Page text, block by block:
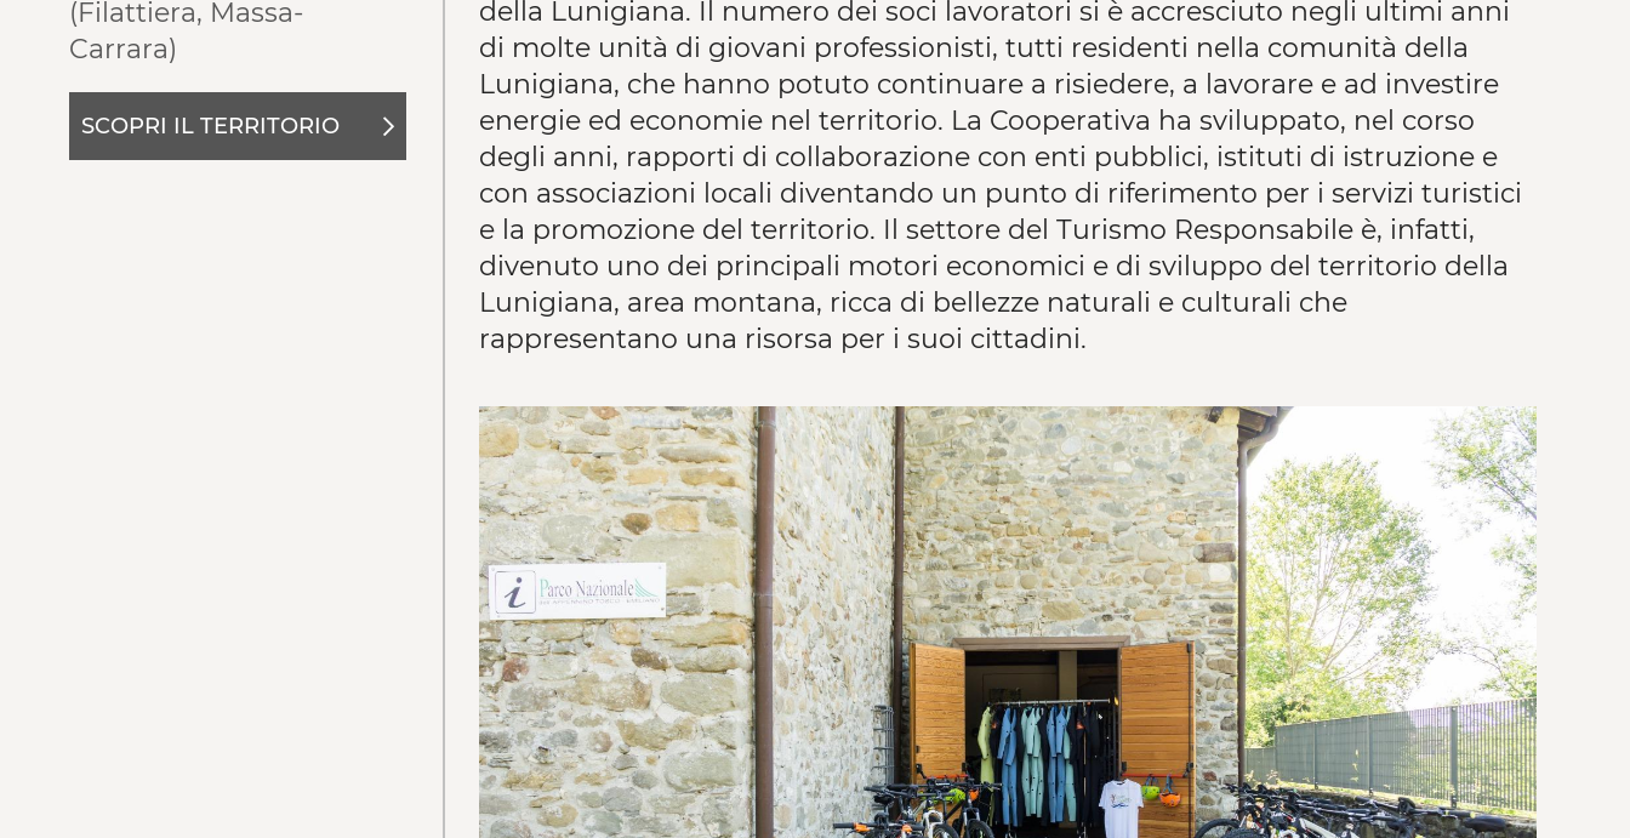
(Filattiera, Massa-
Carrara)
SCOPRI IL TERRITORIO
della Lunigiana. Il numero dei soci lavoratori si è accresciuto negli ultimi anni
di molte unità di giovani professionisti, tutti residenti nella comunità della
Lunigiana, che hanno potuto continuare a risiedere, a lavorare e ad investire
energie ed economie nel territorio. La Cooperativa ha sviluppato, nel corso
degli anni, rapporti di collaborazione con enti pubblici, istituti di istruzione e
con associazioni locali diventando un punto di riferimento per i servizi turistici
e la promozione del territorio. Il settore del Turismo Responsabile è, infatti,
divenuto uno dei principali motori economici e di sviluppo del territorio della
Lunigiana, area montana, ricca di bellezze naturali e culturali che
rappresentano una risorsa per i suoi cittadini.